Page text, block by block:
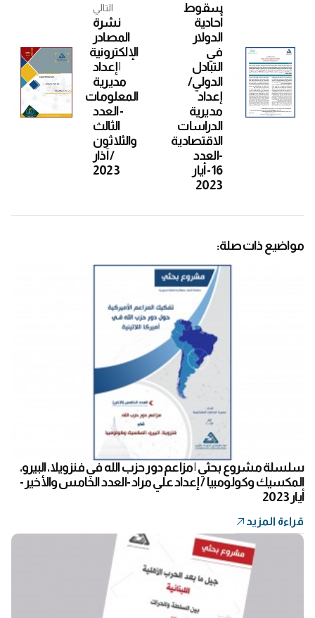
سقوط
أُحادية
الدولار
في
التبادل
الدولي/
إعداد
مديرية
الدراسات
الاقتصادية
-العدد
16- أيار
2023
التالي
نشرة
المصادر
الإلكترونية
| إعداد
مديرية
المعلومات
- العدد
الثالث
والثلاثون
/ آذار
2023
مواضيع ذات صلة:
سلسلة مشروع بحثي | مزاعم دور حزب الله في فنزويلا، البيرو،
المكسيك وكولومبيا / إعداد علي مراد -العدد الخامس والأخير -
أيار 2023
قراءة المزيد